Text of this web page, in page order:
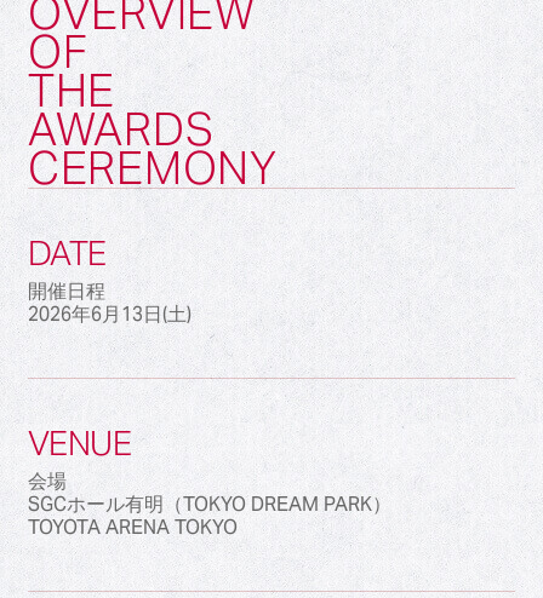
OVERVIEW
OF
THE
AWARDS
CEREMONY
DATE
開催日程
2026年6月13日(土)
VENUE
会場
SGCホール有明（TOKYO DREAM PARK）
TOYOTA ARENA TOKYO